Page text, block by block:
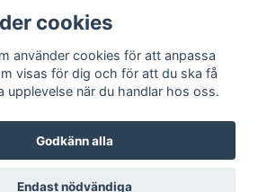
© 2026 Hem Ljuva Hem
cookies
använder cookies för att anpassa
visas för dig och för att du ska få
upplevelse när du handlar hos oss.
Godkänn alla
Endast nödvändiga